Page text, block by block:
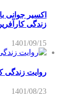
اکسیر جوانی
زندگی
1401/09/15
روایت زندگی
1401/08/23